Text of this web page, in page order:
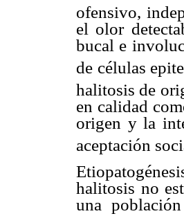
ofensivo,
el olor
bucal e
de células
halitosis de
en calidad
origen y la
aceptación
halitosis no
una